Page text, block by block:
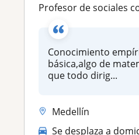
Profesor de sociales con experiencia en
Conocimiento
básica,algo de
que todo dirig...
Medellín
Se desplaza a